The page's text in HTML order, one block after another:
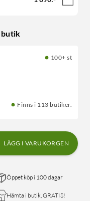
butik
100+ st
Finns i 113 butiker.
LÄGG I VARUKORGEN
Öppet köp i 100 dagar
Hämta i butik, GRATIS!